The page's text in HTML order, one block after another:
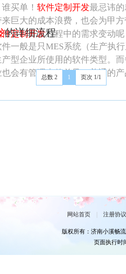
买单！ 软件定制开发最忌讳
巨大的成本浪费，也会为甲
件定制开发过程中的需求变动
的详细流程
一般是只MES系统（生产执
型企业所使用的软件类型。
也会有管理上的差异，普通的
总数 2 1 页次 1/1
网站首页 注册协议
版权所有：济南小溪畅
页面执行时